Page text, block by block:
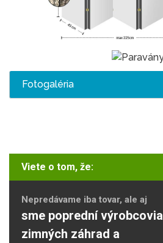
Fotogaléria
Viete o tom, že:
Nepredávame iba tovar, ale aj
sme poprední výrobcovia
zimných záhrad a